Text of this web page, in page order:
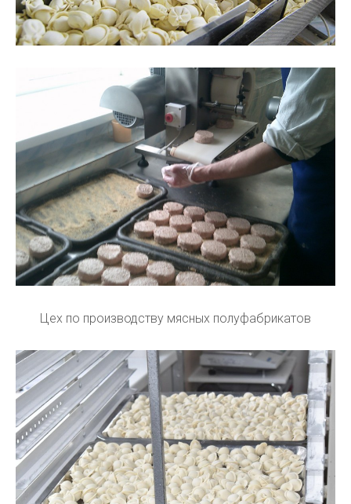
Цех по производству мясных полуфабрикатов